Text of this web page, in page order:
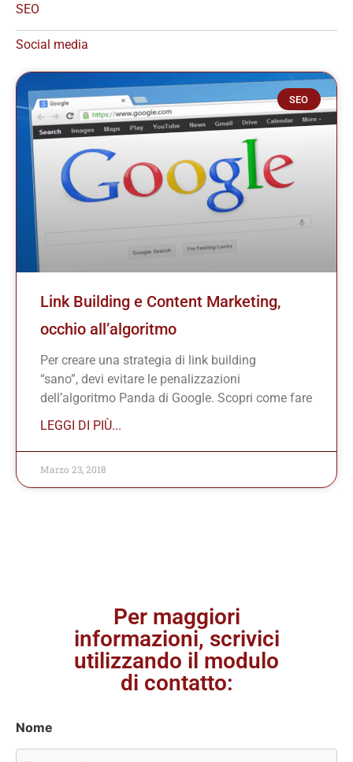
SEO
Link Building e Content Marketing,
occhio all’algoritmo
Per creare una strategia di link building
“sano”, devi evitare le penalizzazioni
dell’algoritmo Panda di Google. Scopri come fare
LEGGI DI PIÙ...
Marzo 23, 2018
SEO
Social media
Per maggiori
informazioni, scrivici
utilizzando il modulo
di contatto:
Nome